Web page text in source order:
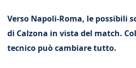
Verso Napoli-Roma, le possibili
di Calzona in vista del match.
tecnico può cambiare tutto.